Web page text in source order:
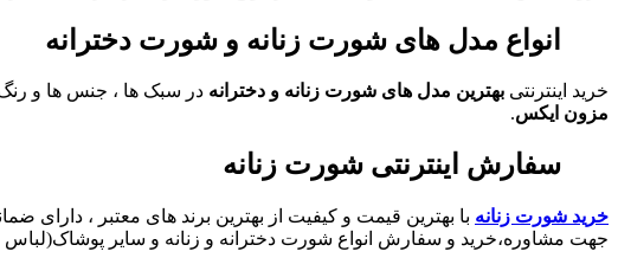
انواع مدل های شورت زنانه و شورت دخترانه
خرید اینترنتی بهترین مدل های شورت زنانه و دخترانه در سبک ها ، جنس ها و
مزون ایکس.
سفارش اینترنتی شورت زنانه
خرید شورت زنانه با بهترین قیمت و کیفیت از بهترین برند های معتبر ،
جهت مشاوره،خرید و سفارش انواع شورت دخترانه و زنانه و سایر پوشاک(لباس